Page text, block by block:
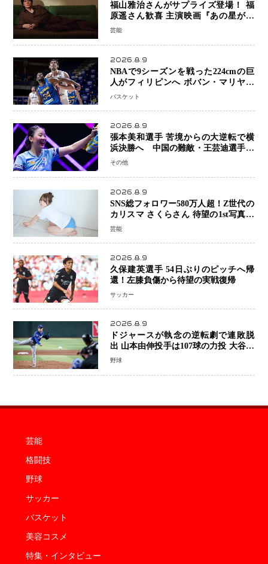
福山雅治さんがサプライズ登場！ 福
原遥さん歓喜 主演映画『あの星が降
る丘で、君とまた出会いたい。』舞台
芸能
2026.8.9
NBAで9シーズンを戦った224cmの巨
人がフィリピンへ ボバン・マリヤノ
ビッチ ジョーンズカップで新たな挑
バスケット
2026.8.9
張本美和選手 苦境からの大逆転で横
浜決勝へ 中国の難敵・王芸迪選手を
撃破「ここからまた行くぞ」兄・智和
その他
2026.8.9
SNS総フォロワー580万人超！Z世代の
カリスマ さくらさん 待望の1st写真集
が11月5日発売決定 沖縄で“今しか残
芸能
2026.8.9
久保建英選手 54日ぶりのピッチへ帰
還！左膝負傷から待望の実戦復帰
サッカー
2026.8.9
ドジャースが執念の逆転劇で連敗脱
出 山本由伸投手は107球の力投 大谷翔
平選手が延長10回に勝利を呼び込む一
野球
芸能
格闘技
野球
サッカー
バスケット
美容コスメ
特集・インタビュー